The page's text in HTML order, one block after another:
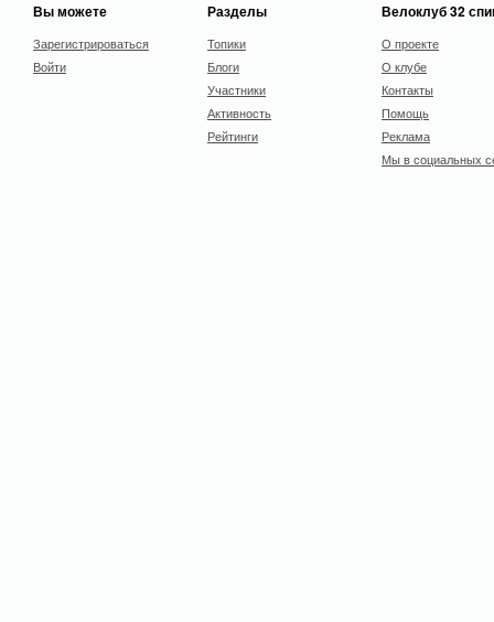
Вы можете
Зарегистрироваться
Войти
Разделы
Топики
Блоги
Участники
Активность
Рейтинги
Велоклуб 32
О проекте
О клубе
Контакты
Помощь
Реклама
Мы в социальных